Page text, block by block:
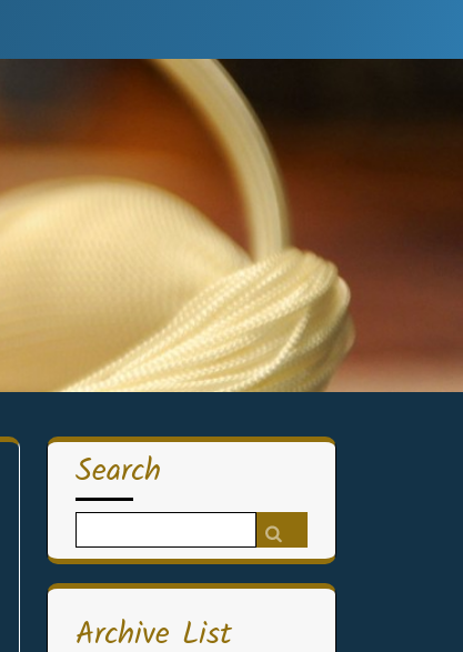
Search
for:
Archive List